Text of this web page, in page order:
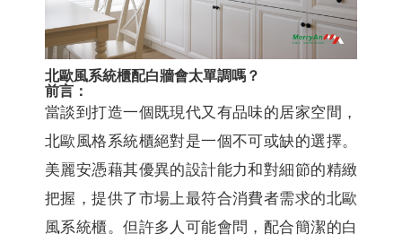
北歐風系統櫃配白牆會太單調嗎？
前言：
當談到打造一個既現代又有品味的居家空間，
北歐風格系統櫃絕對是一個不可或缺的選擇。
美麗安憑藉其優異的設計能力和對細節的精緻
把握，提供了市場上最符合消費者需求的北歐
風系統櫃。但許多人可能會問，配合簡潔的白